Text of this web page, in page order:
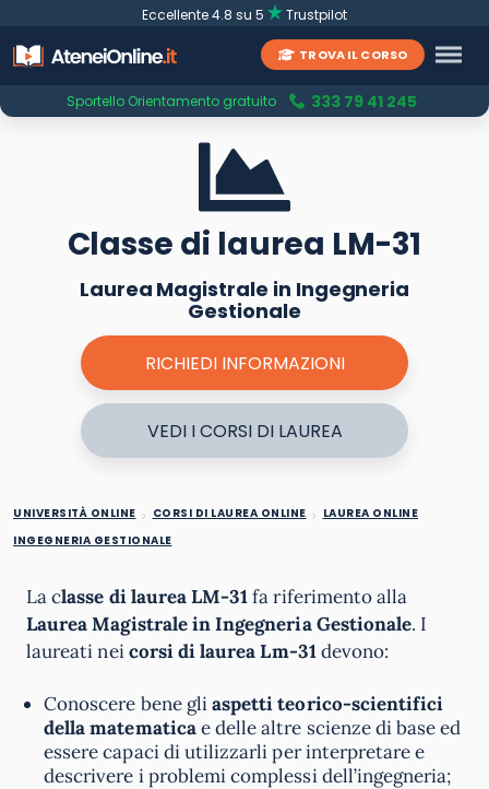
Eccellente 4.8 su 5 Trustpilot
TROVA IL CORSO
Sportello Orientamento gratuito 333 79 41 245
Classe di laurea LM-31
Laurea Magistrale in Ingegneria
Gestionale
RICHIEDI INFORMAZIONI
VEDI I CORSI DI LAUREA
UNIVERSITÀ ONLINE CORSI DI LAUREA ONLINE
LAUREA ONLINE
INGEGNERIA GESTIONALE
La classe di laurea LM-31fa riferimento alla
Laurea Magistrale in Ingegneria Gestionale. I
laureati neicorsi di laurea Lm-31devono:
Conoscere bene gliaspetti teorico-scientifici
della matematicae delle altre scienze di base ed
essere capaci di utilizzarli per interpretare e
descrivere i problemi complessi dell’ingegneria;